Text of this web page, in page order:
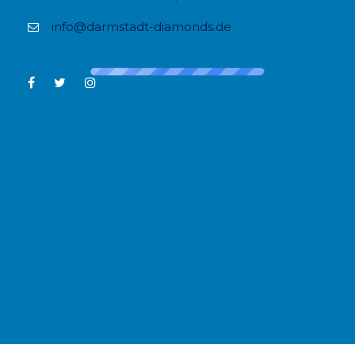
info@darmstadt-diamonds.de